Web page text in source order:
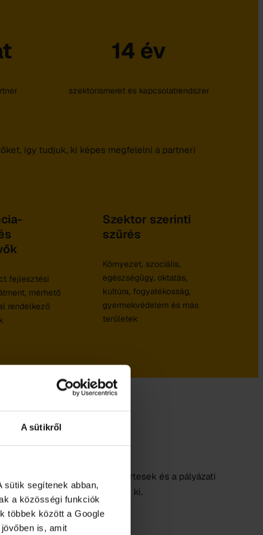
A sütikről
sütik segítenek abban,
a közösségi funkciók
többek között a Google
is, amit
14 év
szektorismeret és kapcsolatrendszer
így tudjuk, ki képes megfelelni a partneri
fejlesztési
mérhető
rendelkező
Szektor szerinti
szűrés
Környezet, szociális,
egészségügy, oktatás,
kultúra, fogyatékosság,
gyermekvédelem és más
területek
kiírás megtervezésétől a nyertesek és a pályázati
közösen dolgozzuk ki.